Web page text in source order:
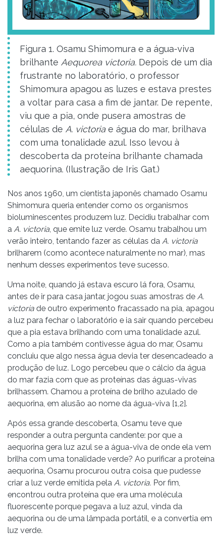
Figura 1. Osamu Shimomura e a água-viva
brilhante Aequorea victoria. Depois de um dia
frustrante no laboratório, o professor
Shimomura apagou as luzes e estava prestes
a voltar para casa a fim de jantar. De repente,
viu que a pia, onde pusera amostras de
células de A. victoria e água do mar, brilhava
com uma tonalidade azul. Isso levou à
descoberta da proteína brilhante chamada
aequorina. (Ilustração de Iris Gat.)
Nos anos 1960, um cientista japonês chamado Osamu
Shimomura queria entender como os organismos
bioluminescentes produzem luz. Decidiu trabalhar com
a A. victoria, que emite luz verde. Osamu trabalhou um
verão inteiro, tentando fazer as células da A. victoria
brilharem (como acontece naturalmente no mar), mas
nenhum desses experimentos teve sucesso.
Uma noite, quando já estava escuro lá fora, Osamu,
antes de ir para casa jantar, jogou suas amostras de A.
victoria de outro experimento fracassado na pia, apagou
a luz para fechar o laboratório e ia sair quando percebeu
que a pia estava brilhando com uma tonalidade azul.
Como a pia também contivesse água do mar, Osamu
concluiu que algo nessa água devia ter desencadeado a
produção de luz. Logo percebeu que o cálcio da água
do mar fazia com que as proteínas das águas-vivas
brilhassem. Chamou a proteína de brilho azulado de
aequorina, em alusão ao nome da água-viva [1,2].
Após essa grande descoberta, Osamu teve que
responder a outra pergunta candente: por que a
aequorina gera luz azul se a água-viva de onde ela vem
brilha com uma tonalidade verde? Ao purificar a proteína
aequorina, Osamu procurou outra coisa que pudesse
criar a luz verde emitida pela A. victoria. Por fim,
encontrou outra proteína que era uma molécula
fluorescente porque pegava a luz azul, vinda da
aequorina ou de uma lâmpada portátil, e a convertia em
luz verde.